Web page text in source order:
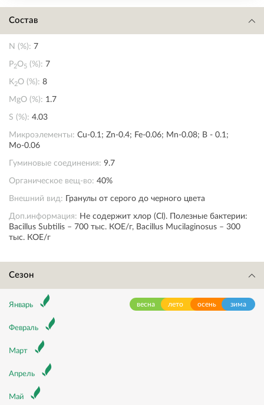
Состав
N (%): 7
P2O5 (%): 7
K2O (%): 8
MgO (%): 1.7
S (%): 4.03
Микроэлементы: Cu-0.1; Zn-0.4; Fe-0.06; Mn-0.08; В - 0.1;
Мо-0.06
Гуминовые соединения: 9.7
Органическое вещ-во: 40%
Внешний вид: Гранулы от серого до черного цвета
Доп.информация: Не содержит хлор (Cl). Полезные бактерии:
Bacillus Subtilis – 700 тыс. КОЕ/г, Bacillus Mucilaginosus – 300
тыс. КОЕ/г
Сезон
весна лето осень зима
Январь
Февраль
Март
Апрель
Май